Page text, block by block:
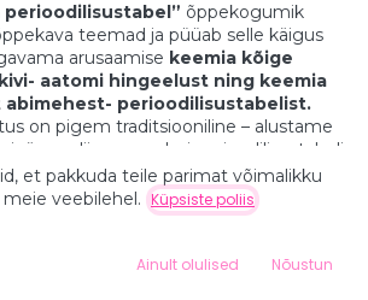
õppekogumik
teemad ja püüab selle käigus
arusaamise keemia kõige
aatomi hingeelust ning keemia
abimehest- perioodilisustabelist.
on pigem traditsiooniline – alustame
liigume edasi perioodilisustabeli
ning lõpetame juba suuremate
ja keemilise sideme maailmas.
toimub käed-külge-meetodil
(keemiliste elementide
et pakkuda teile parimat võimalikku
veebilehel. Küpsiste poliis
Ainult olulised Nõustun